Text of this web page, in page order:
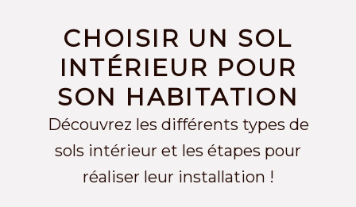
CHOISIR UN SOL
INTÉRIEUR POUR
SON HABITATION
Découvrez les différents types de
sols intérieur et les étapes pour
réaliser leur installation !